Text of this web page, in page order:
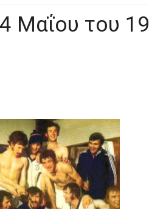
Μαΐου του